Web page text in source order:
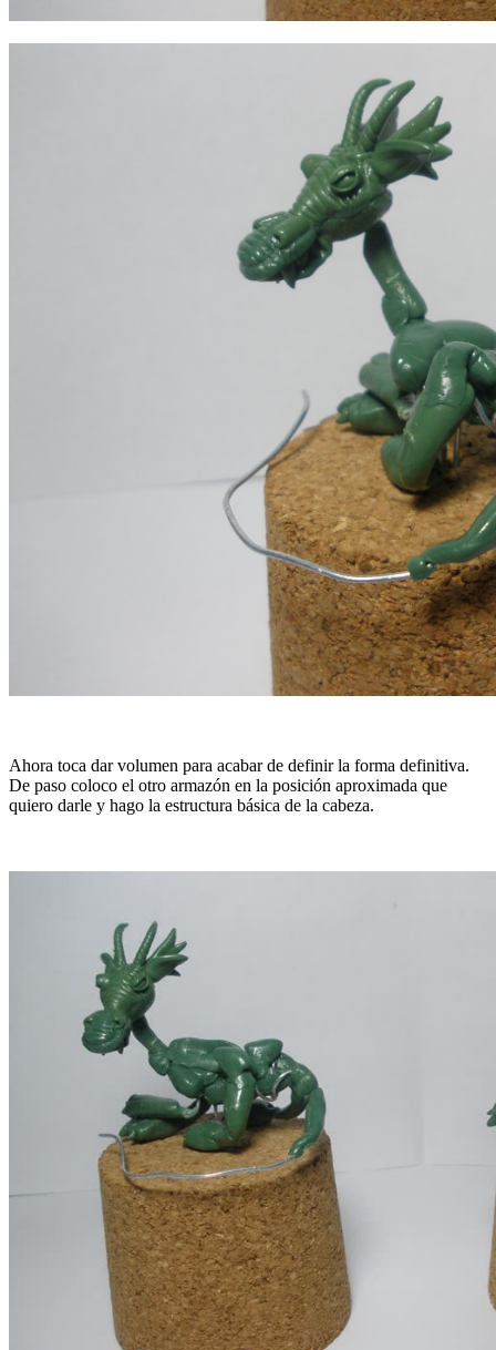
Ahora toca dar volumen para acabar de definir la forma definitiva.
De paso coloco el otro armazón en la posición aproximada que
quiero darle y hago la estructura básica de la cabeza.